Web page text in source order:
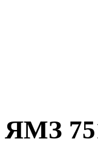
ЯМЗ